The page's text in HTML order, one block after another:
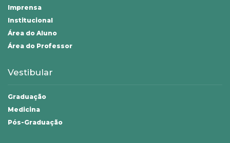
Imprensa
Institucional
Área do Aluno
Área do Professor
Vestibular
Graduação
Medicina
Pós-Graduação